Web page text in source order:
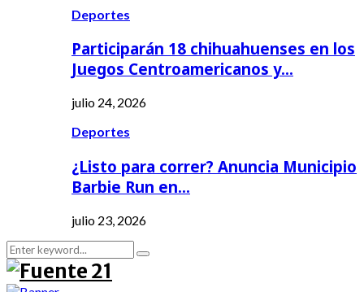
Deportes
Participarán 18 chihuahuenses en los
Juegos Centroamericanos y…
julio 24, 2026
Deportes
¿Listo para correr? Anuncia Municipio
Barbie Run en…
julio 23, 2026
Search
for:
Search